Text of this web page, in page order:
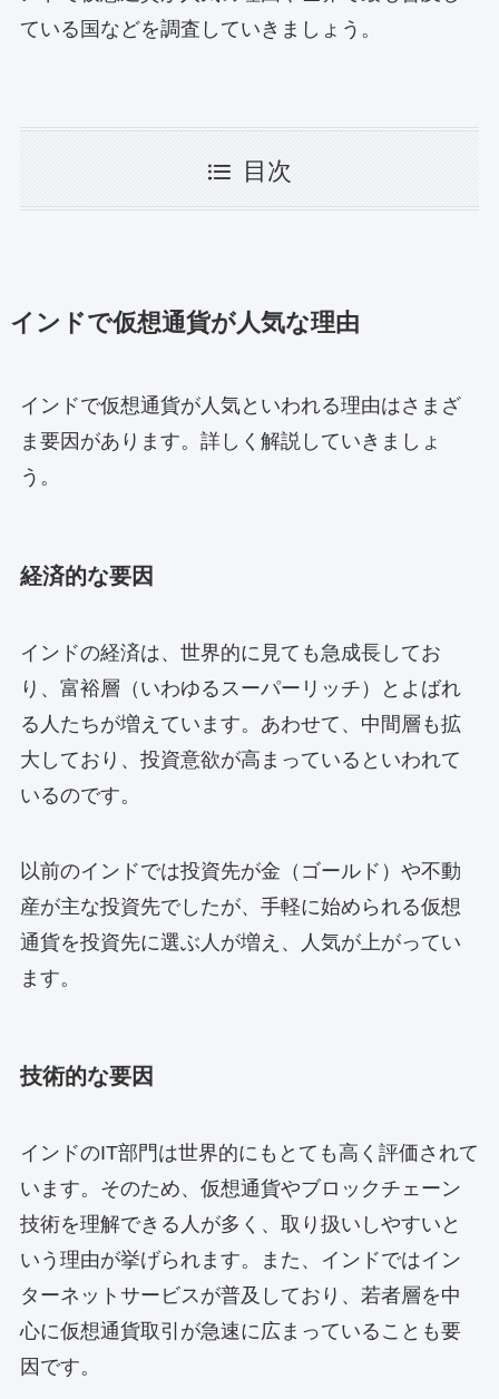
ている国などを調査していきましょう。
目次
インドで仮想通貨が人気な理由
インドで仮想通貨が人気といわれる理由はさまざ
ま要因があります。詳しく解説していきましょ
う。
経済的な要因
インドの経済は、世界的に見ても急成長してお
り、富裕層（いわゆるスーパーリッチ）とよばれ
る人たちが増えています。あわせて、中間層も拡
大しており、投資意欲が高まっているといわれて
いるのです。
以前のインドでは投資先が金（ゴールド）や不動
産が主な投資先でしたが、手軽に始められる仮想
通貨を投資先に選ぶ人が増え、人気が上がってい
ます。
技術的な要因
インドのIT部門は世界的にもとても高く評価されて
います。そのため、仮想通貨やブロックチェーン
技術を理解できる人が多く、取り扱いしやすいと
いう理由が挙げられます。また、インドではイン
ターネットサービスが普及しており、若者層を中
心に仮想通貨取引が急速に広まっていることも要
因です。